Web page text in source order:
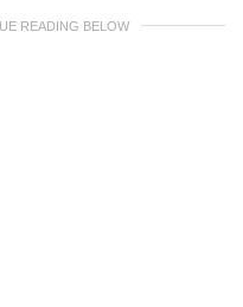
READING BELOW